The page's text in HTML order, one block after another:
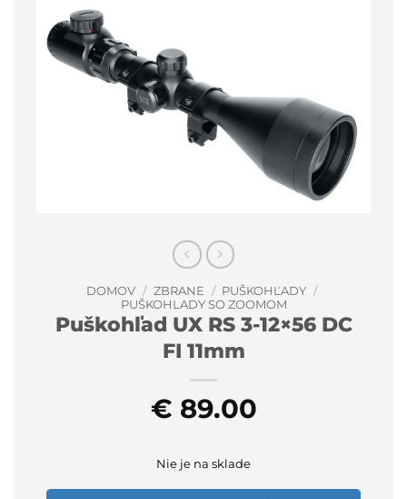
DOMOV / ZBRANE / PUŠKOHĽADY /
PUŠKOHLADY SO ZOOMOM
Puškohľad UX RS 3-12×56 DC
FI 11mm
€ 89.00
Nie je na sklade